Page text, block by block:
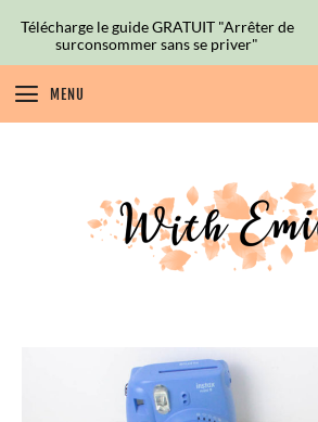
MENU
Télécharge le guide GRATUIT "Arrêter de
surconsommer sans se priver"